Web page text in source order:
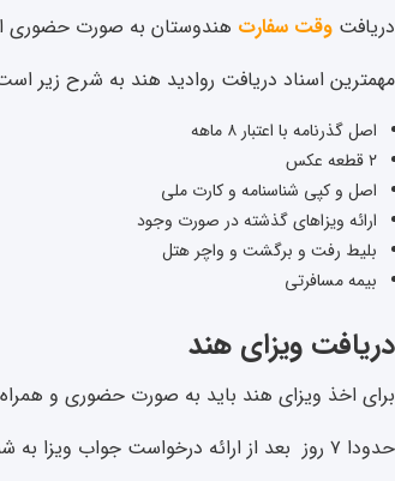
دریافت وقت سفارت هندوستان به صورت حضوری
مهمترین اسناد دریافت روادید هند به شرح زیر
اصل گذرنامه با اعتبار ۸ ماهه
۲ قطعه عکس
اصل و کپی شناسنامه و کارت ملی
ارائه ویزاهای گذشته در صورت وجود
بلیط رفت و برگشت و واچر هتل
بیمه مسافرتی
دریافت ویزای هند
برای اخذ ویزای هند باید به صورت حضوری و
حدودا ۷ روز بعد از ارائه درخواست جواب ویزا به شما اعلام می شود. در صورتی که مدارک شما کامل باشد اصولا دلیلی برای ریجکتی وجود ندارد و این اتفاق به ندرت پیش می آید.